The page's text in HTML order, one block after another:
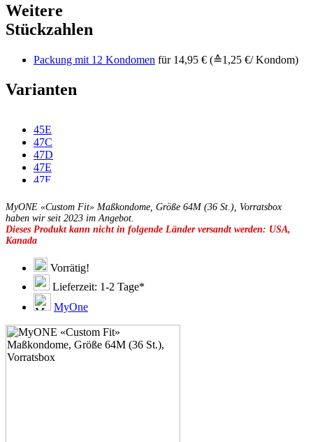
Weitere
Stückzahlen
Packung mit 12 Kondomen für 14,95 € (≙1,25 €/ Kondom)
Varianten
45E
47C
47D
47E
47F
49D
49E
49F
49G
51C
51D
51E
51F
51G
53C
53D
53E
MyONE «Custom Fit» Maßkondome, Größe 64M (36 St.), Vorratsbox
haben wir seit 2023 im Angebot.
Dieses Produkt kann nicht in folgende Länder versandt werden: USA,
Kanada
Vorrätig!
Lieferzeit: 1-2 Tage*
MyOne